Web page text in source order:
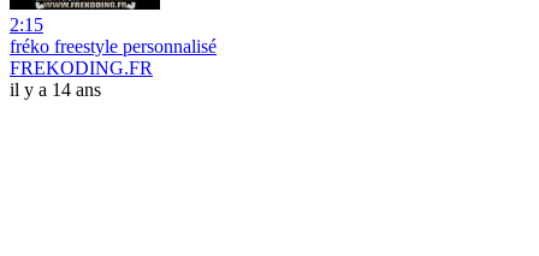
2:15
fréko freestyle personnalisé
FREKODING.FR
il y a 14 ans